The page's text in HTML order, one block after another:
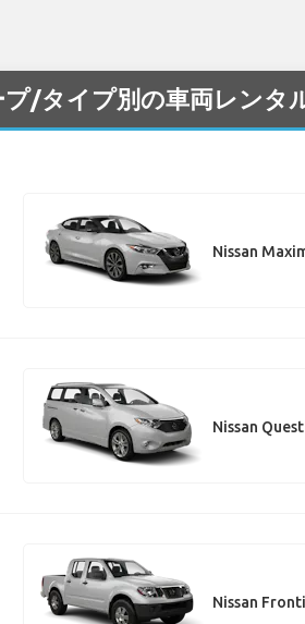
プ/タイプ別の車両レンタ
Nissan
Nissan Quest
Nissan